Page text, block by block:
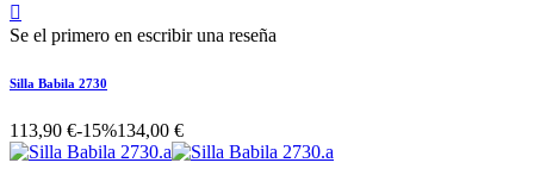

Se el primero en escribir una reseña
Silla Babila 2730
113,90 €-15%134,00 €